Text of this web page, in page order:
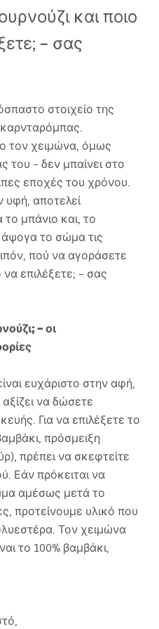
και ποιο
– σας
στοιχείο της
τον χειμώνα, όμως
του – δεν μπαίνει στο
εποχές του χρόνου.
υφή, αποτελεί
μπάνιο και, το
άψογα το σώμα τις
πού να αγοράσετε
να επιλέξετε; – σας
– οι
ευχάριστο στην αφή,
να δώσετε
Για να επιλέξετε το
πρόσμειξη
πρέπει να σκεφτείτε
Εάν πρόκειται να
αμέσως μετά το
προτείνουμε υλικό που
Τον χειμώνα
το 100% βαμβάκι,